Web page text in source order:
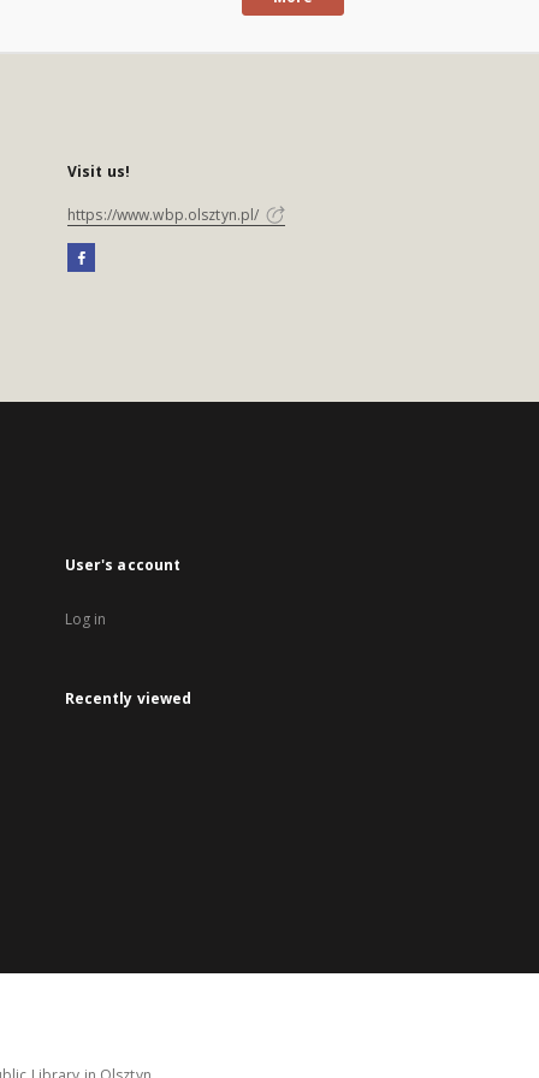
Visit us!
https://www.wbp.olsztyn.pl/
User's account
Log in
Recently viewed